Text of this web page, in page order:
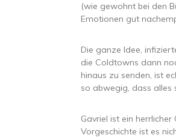
(wie gewohnt bei den
Emotionen gut
Die ganze Idee,
die Coldtowns dann
hinaus zu senden, ist
so abwegig, dass alles
Gavriel ist ein
Vorgeschichte ist es